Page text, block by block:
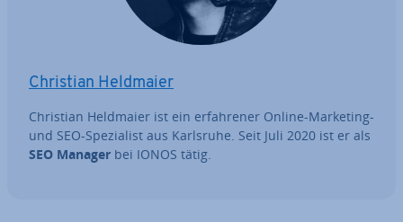
Christian Heldmaier
Christian Heldmaier ist ein er­fah­re­ner Online-Marketing-
und SEO-Spe­zia­list aus Karlsruhe. Seit Juli 2020 ist er als
SEO Manager bei IONOS tätig.